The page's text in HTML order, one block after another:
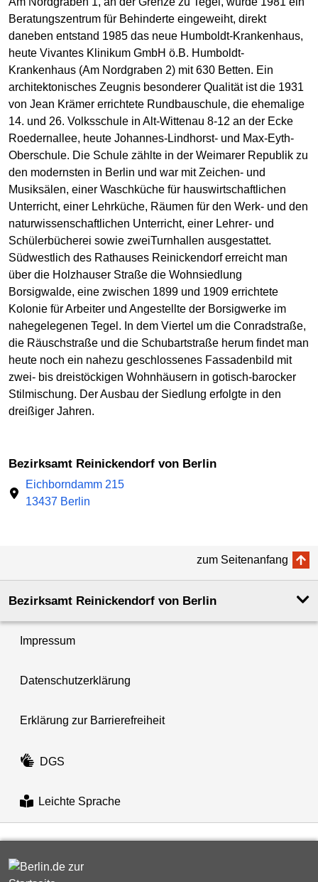
Beratungszentrum für Behinderte eingeweiht, direkt
daneben entstand 1985 das neue Humboldt-Krankenhaus,
heute Vivantes Klinikum GmbH ö.B. Humboldt-
Krankenhaus (Am Nordgraben 2) mit 630 Betten. Ein
architektonisches Zeugnis besonderer Qualität ist die 1931
von Jean Krämer errichtete Rundbauschule, die ehemalige
14. und 26. Volksschule in Alt-Wittenau 8-12 an der Ecke
Roedernallee, heute Johannes-Lindhorst- und Max-Eyth-
Oberschule. Die Schule zählte in der Weimarer Republik zu
den modernsten in Berlin und war mit Zeichen- und
Musiksälen, einer Waschküche für hauswirtschaftlichen
Unterricht, einer Lehrküche, Räumen für den Werk- und den
naturwissenschaftlichen Unterricht, einer Lehrer- und
Schülerbücherei sowie zweiTurnhallen ausgestattet.
Südwestlich des Rathauses Reinickendorf erreicht man
über die Holzhauser Straße die Wohnsiedlung
Borsigwalde, eine zwischen 1899 und 1909 errichtete
Kolonie für Arbeiter und Angestellte der Borsigwerke im
nahegelegenen Tegel. In dem Viertel um die Conradstraße,
die Räuschstraße und die Schubartstraße herum findet man
heute noch ein nahezu geschlossenes Fassadenbild mit
zwei- bis dreistöckigen Wohnhäusern in gotisch-barocker
Stilmischung. Der Ausbau der Siedlung erfolgte in den
dreißiger Jahren.
Bezirksamt Reinickendorf von Berlin
Eichborndamm 215
13437 Berlin
zum Seitenanfang
Bezirksamt Reinickendorf von Berlin
Impressum
Datenschutzerklärung
Erklärung zur Barrierefreiheit
DGS
Leichte Sprache